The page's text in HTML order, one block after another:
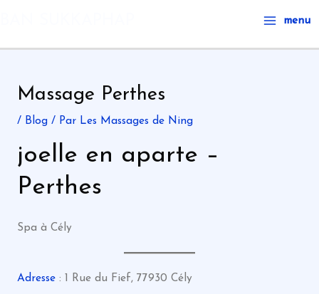
contenu
Main
Menu
menu
Massage Perthes
/ Blog/ Par Les Massages de Ning
joelle en aparte –
Perthes
Spa à Cély
Adresse: 1 Rue du Fief, 77930 Cély